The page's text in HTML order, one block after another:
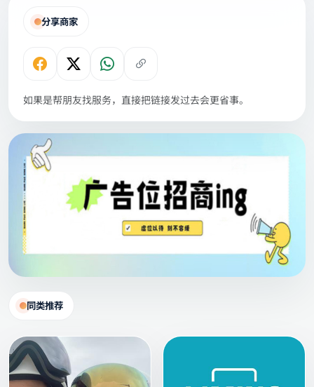
分享商家
如果是帮朋友找服务，直接把链接发过去会更省事。
同类推荐